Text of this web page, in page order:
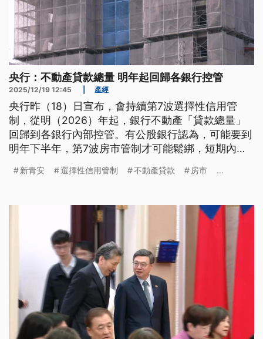
央行：不動產貸款總量 明年起回歸各銀行控管
2025/12/19 12:45 產經
央行昨（18）日宣布，會持續第7波選擇性信用管
制，從明（2026）年起，銀行不動產「貸款總量」
回歸到各銀行內部控管。有公股銀行認為，可能要到
明年下半年，第7波房市管制才可能鬆綁，短期內房
安上路，引發房市迅速升溫，央行總裁楊金龍坦言，
幅達不到央行預期，萬一新青安2.0再持續上路，打
房效果恐怕再打折。
新青安 選擇性信用管制 不動產貸款 房市 ...